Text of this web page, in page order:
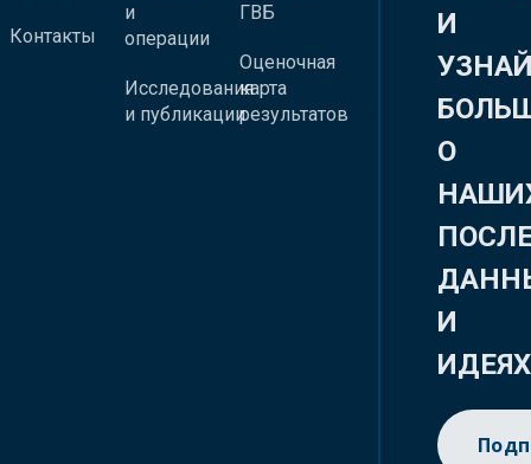
Контакты
и
операции
Исследования
и публикации
ГВБ
Оценочная
карта
результатов
И
О
И
ИДЕЯХ